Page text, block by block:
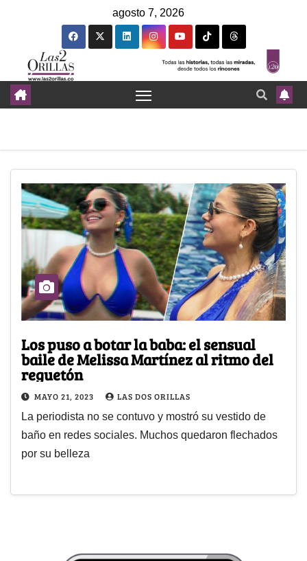
agosto 7, 2026
Los puso a botar la baba: el sensual
baile de Melissa Martínez al ritmo del
reguetón
MAYO 21, 2023 LAS DOS ORILLAS
La periodista no se contuvo y mostró su vestido de
baño en redes sociales. Muchos quedaron flechados
por su belleza